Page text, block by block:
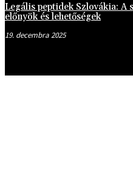
Legális peptidek Szlovákia: A
előnyök és lehetőségek
19. decembra 2025